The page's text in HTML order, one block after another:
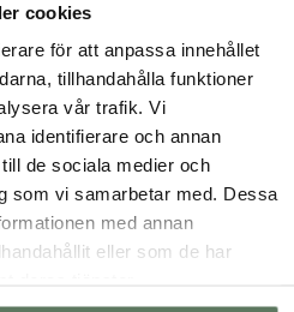
cookies
för att anpassa innehållet
tillhandahålla funktioner
vår trafik. Vi
identifierare och annan
de sociala medier och
som vi samarbetar med. Dessa
med annan
eller som de har